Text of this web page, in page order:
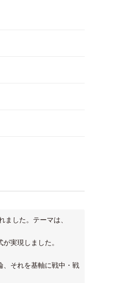
した。テーマは、
実現しました。
、それを基軸に戦中・戦